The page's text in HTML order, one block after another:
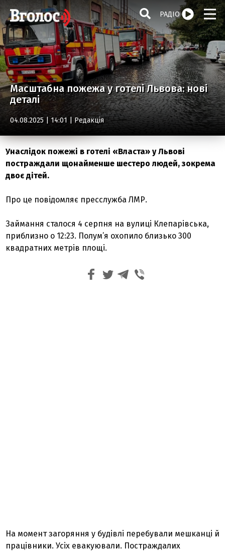
РАДІО
Масштабна пожежа у готелі Львова: нові
деталі
04.08.2025 | 14:01 | Редакція
Унаслідок пожежі в готелі «Власта» у Львові
постраждали щонайменше шестеро людей, зокрема
двоє дітей.
Про це повідомляє пресслужба ЛМР.
Займання сталося 4 серпня на вулиці Клепарівська,
приблизно о 12:23. Полум’я охопило близько 300
квадратних метрів площі.
На момент загоряння у будівлі перебували мешканці й
працівники. Усіх евакуювали. Постраждалих